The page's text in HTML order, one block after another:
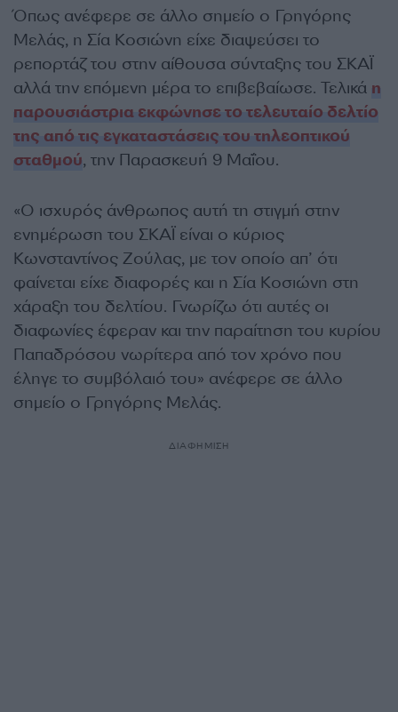
Όπως ανέφερε σε άλλο σημείο ο Γρηγόρης
Μελάς, η Σία Κοσιώνη είχε διαψεύσει το
ρεπορτάζ του στην αίθουσα σύνταξης του ΣΚΑΪ
αλλά την επόμενη μέρα το επιβεβαίωσε. Τελικά η
παρουσιάστρια εκφώνησε το τελευταίο δελτίο
της από τις εγκαταστάσεις του τηλεοπτικού
σταθμού, την Παρασκευή 9 Μαΐου.
«Ο ισχυρός άνθρωπος αυτή τη στιγμή στην
ενημέρωση του ΣΚΑΪ είναι ο κύριος
Κωνσταντίνος Ζούλας, με τον οποίο απ’ ότι
φαίνεται είχε διαφορές και η Σία Κοσιώνη στη
χάραξη του δελτίου. Γνωρίζω ότι αυτές οι
διαφωνίες έφεραν και την παραίτηση του κυρίου
Παπαδρόσου νωρίτερα από τον χρόνο που
έληγε το συμβόλαιό του» ανέφερε σε άλλο
σημείο ο Γρηγόρης Μελάς.
ΔΙΑΦΗΜΙΣΗ